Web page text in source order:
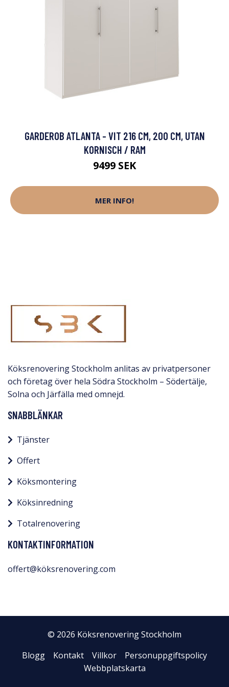
GARDEROB ATLANTA - VIT 216 CM, 200 CM, UTAN
KORNISCH / RAM
9499 SEK
MER INFO!
Köksrenovering Stockholm anlitas av privatpersoner
och företag över hela Södra Stockholm – Södertälje,
Solna och Järfälla med omnejd.​
SNABBLÄNKAR
Tjänster
Offert
Köksmontering
Köksinredning
Totalrenovering
KONTAKTINFORMATION
offert@köksrenovering.com
© 2026 Köksrenovering Stockholm
Blogg
Kontakt Villkor
Personuppgiftspolicy
Webbplatskarta